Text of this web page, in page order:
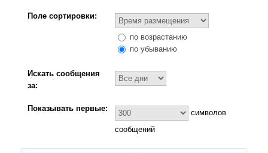
Поле сортировки:
по возрастанию
по убыванию
Искать сообщения
за:
Показывать первые: символов
сообщений